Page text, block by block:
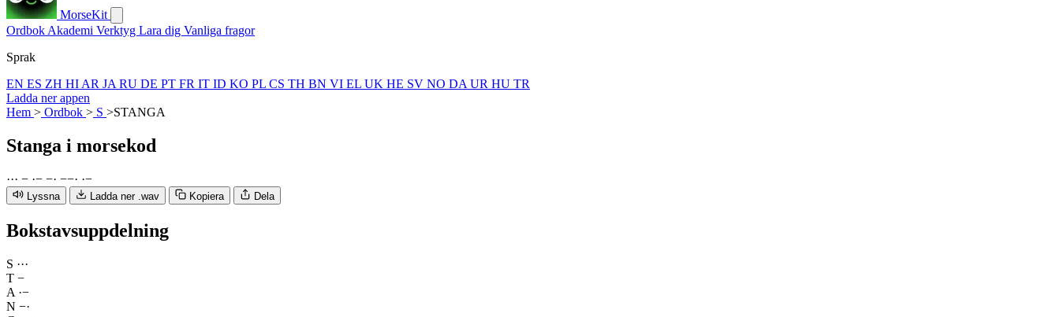
MorseKit
Ordbok Akademi Verktyg Lara dig Vanliga fragor
Sprak
EN ES ZH HI AR JA RU DE PT FR IT ID KO PL CS TH BN VI EL UK HE SV NO DA UR HU TR
Ladda ner appen
Hem > Ordbok > S >STANGA
Stanga i morsekod
··· − ·− −· −−· ·−
Lyssna Ladda ner .wav Kopiera Dela
Bokstavsuppdelning
S ···
T −
A ·−
N −·